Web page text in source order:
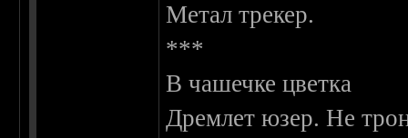
Метал трекер.
***
В чашечке цветка
Дремлет юзер. Не